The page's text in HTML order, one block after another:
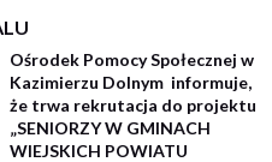
Ośrodek Pomocy Społecznej w
Kazimierzu Dolnym informuje,
że trwa rekrutacja do projektu
„SENIORZY W GMINACH
WIEJSKICH POWIATU